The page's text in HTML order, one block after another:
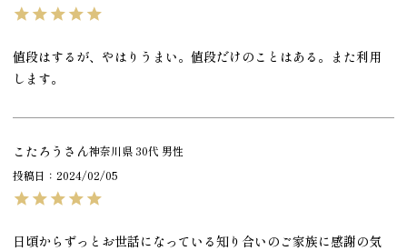
値段はするが、やはりうまい。値段だけのことはある。また利用
します。
こたろう 神奈川県 30代 男性
投稿日
2024/02/05
日頃からずっとお世話になっている知り合いのご家族に感謝の気